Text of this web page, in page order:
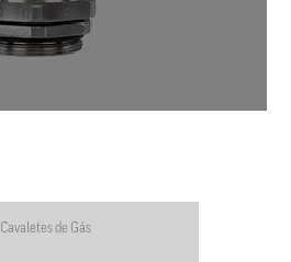
Cavaletes de Gás